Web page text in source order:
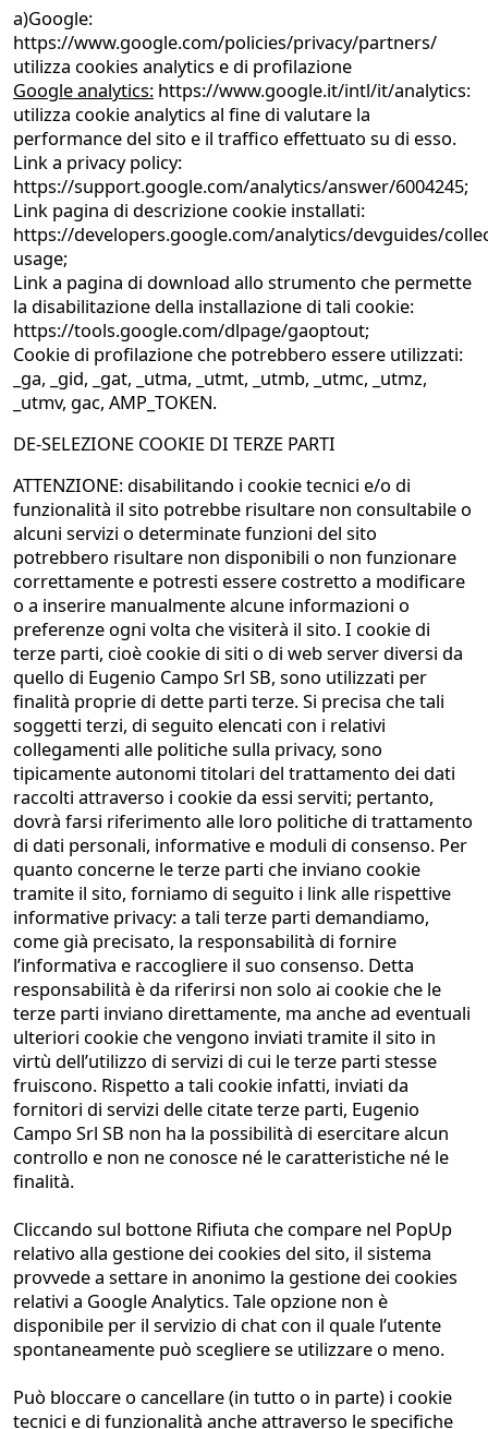
COMPANY
About
Sustainability
Projects
Magazine
Contacts
Join our team
SERVICES
Design
Woodworking
Contract
Material library
DIVISION
Tailored interiors
Wine cellar
Cigar room
Fashion suites
FOLLOW US
Facebook Instagram
a)Google:
https://www.google.com/policies/privacy/partners/
utilizza cookies analytics e di profilazione
Google analytics: https://www.google.it/intl/it/analytics:
utilizza cookie analytics al fine di valutare la
performance del sito e il traffico effettuato su di esso.
Link a privacy policy:
https://support.google.com/analytics/answer/6004245;
Link pagina di descrizione cookie installati:
https://developers.google.com/analytics/devguides/
usage;
Link a pagina di download allo strumento che permette
la disabilitazione della installazione di tali cookie:
https://tools.google.com/dlpage/gaoptout;
Cookie di profilazione che potrebbero essere utilizzati:
_ga, _gid, _gat, _utma, _utmt, _utmb, _utmc, _utmz,
_utmv, gac, AMP_TOKEN.
DE-SELEZIONE COOKIE DI TERZE PARTI
ATTENZIONE: disabilitando i cookie tecnici e/o di
funzionalità il sito potrebbe risultare non consultabile o
alcuni servizi o determinate funzioni del sito
potrebbero risultare non disponibili o non funzionare
correttamente e potresti essere costretto a modificare
o a inserire manualmente alcune informazioni o
preferenze ogni volta che visiterà il sito. I cookie di
terze parti, cioè cookie di siti o di web server diversi da
quello di Eugenio Campo Srl SB, sono utilizzati per
finalità proprie di dette parti terze. Si precisa che tali
soggetti terzi, di seguito elencati con i relativi
collegamenti alle politiche sulla privacy, sono
tipicamente autonomi titolari del trattamento dei dati
raccolti attraverso i cookie da essi serviti; pertanto,
dovrà farsi riferimento alle loro politiche di trattamento
di dati personali, informative e moduli di consenso. Per
quanto concerne le terze parti che inviano cookie
tramite il sito, forniamo di seguito i link alle rispettive
informative privacy: a tali terze parti demandiamo,
come già precisato, la responsabilità di fornire
l’informativa e raccogliere il suo consenso. Detta
responsabilità è da riferirsi non solo ai cookie che le
terze parti inviano direttamente, ma anche ad eventuali
ulteriori cookie che vengono inviati tramite il sito in
virtù dell’utilizzo di servizi di cui le terze parti stesse
fruiscono. Rispetto a tali cookie infatti, inviati da
fornitori di servizi delle citate terze parti, Eugenio
Campo Srl SB non ha la possibilità di esercitare alcun
controllo e non ne conosce né le caratteristiche né le
finalità.
Cliccando sul bottone Rifiuta che compare nel PopUp
relativo alla gestione dei cookies del sito, il sistema
provvede a settare in anonimo la gestione dei cookies
relativi a Google Analytics. Tale opzione non è
disponibile per il servizio di chat con il quale l’utente
spontaneamente può scegliere se utilizzare o meno.
Può bloccare o cancellare (in tutto o in parte) i cookie
tecnici e di funzionalità anche attraverso le specifiche